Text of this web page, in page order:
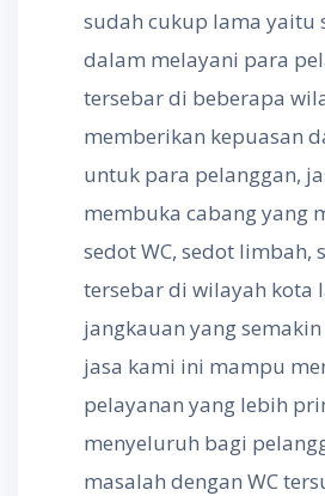
sudah cukup lama yaitu
dalam melayani para
tersebar di beberapa
memberikan kepuasan
untuk para pelanggan,
membuka cabang yang
sedot WC, sedot
tersebar di wilayah kota
jangkauan yang
jasa kami ini mampu
pelayanan yang lebih
menyeluruh bagi
masalah dengan WC